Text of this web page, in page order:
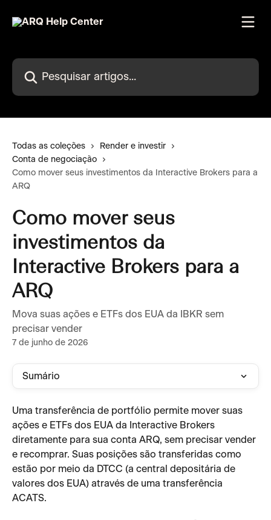
Pesquisar artigos...
Todas as coleções
Render e investir
Conta de negociação
Como mover seus investimentos da Interactive Brokers para a
ARQ
Como mover seus
investimentos da
Interactive Brokers para a
ARQ
Mova suas ações e ETFs dos EUA da IBKR sem
precisar vender
7 de junho de 2026
Sumário
Uma transferência de portfólio permite mover suas
ações e ETFs dos EUA da Interactive Brokers
diretamente para sua conta ARQ, sem precisar vender
e recomprar. Suas posições são transferidas como
estão por meio da DTCC (a central depositária de
valores dos EUA) através de uma transferência
ACATS.